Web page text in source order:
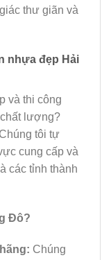
thư giãn và
nhựa đẹp Hải
và thi công
lượng?
tôi tự
cung cấp và
các tỉnh thành
Đô?
Chúng